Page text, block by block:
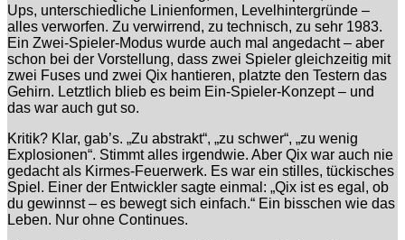
Ups, unterschiedliche Linienformen, Levelhintergründe –
alles verworfen. Zu verwirrend, zu technisch, zu sehr 1983.
Ein Zwei-Spieler-Modus wurde auch mal angedacht – aber
schon bei der Vorstellung, dass zwei Spieler gleichzeitig mit
zwei Fuses und zwei Qix hantieren, platzte den Testern das
Gehirn. Letztlich blieb es beim Ein-Spieler-Konzept – und
das war auch gut so.
Kritik? Klar, gab’s. „Zu abstrakt“, „zu schwer“, „zu wenig
Explosionen“. Stimmt alles irgendwie. Aber Qix war auch nie
gedacht als Kirmes-Feuerwerk. Es war ein stilles, tückisches
Spiel. Einer der Entwickler sagte einmal: „Qix ist es egal, ob
du gewinnst – es bewegt sich einfach.“ Ein bisschen wie das
Leben. Nur ohne Continues.